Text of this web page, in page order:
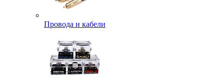
Провода и кабели